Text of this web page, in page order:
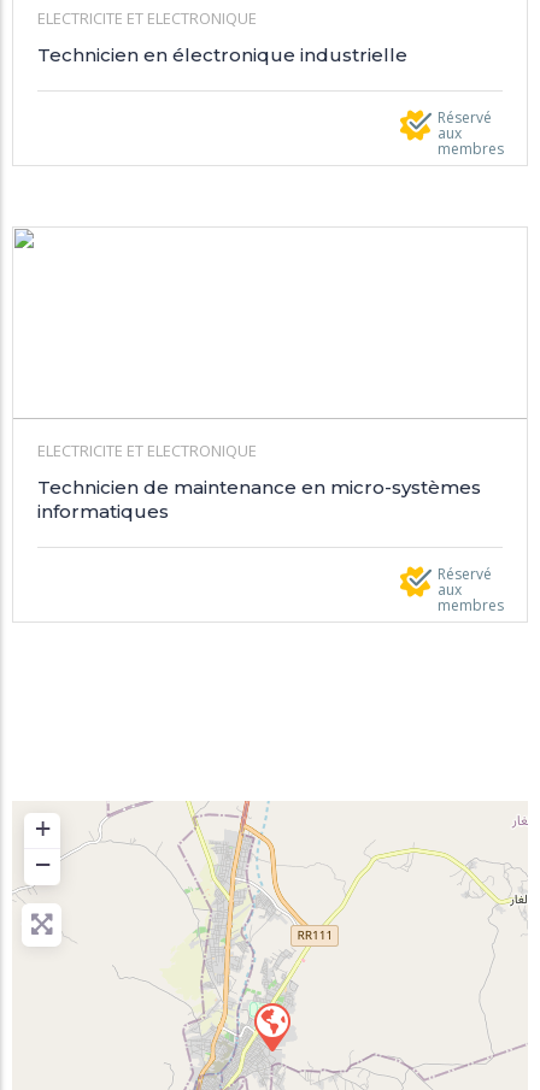
ELECTRICITE ET ELECTRONIQUE
Technicien en électronique industrielle
Réservé
aux
membres
ELECTRICITE ET ELECTRONIQUE
Technicien de maintenance en micro-systèmes
informatiques
Réservé
aux
membres
+
−